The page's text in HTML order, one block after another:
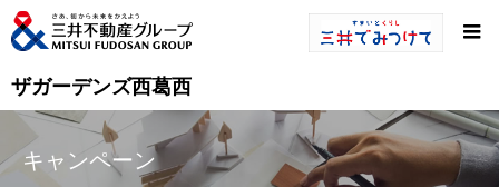
ザガーデンズ西葛西
キャンペーン